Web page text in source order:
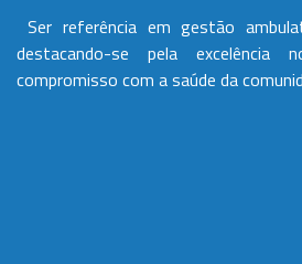
Ser referência em gestão
destacando-se pela excelência
compromisso com a saúde da